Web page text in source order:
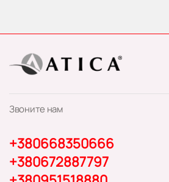
Звоните нам
+380668350666
+380672887797